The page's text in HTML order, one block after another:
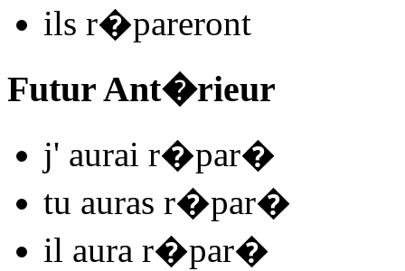
ils r�pareront
Futur Ant�rieur
j' aurai r�par�
tu auras r�par�
il aura r�par�